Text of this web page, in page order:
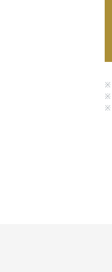
※
※
※